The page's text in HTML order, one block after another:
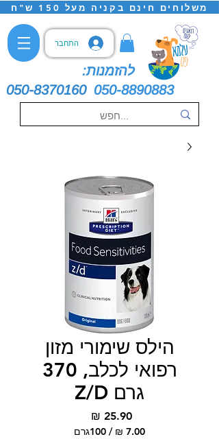
משלוחים חינם בקניה מעל 150 ש"ח
התחבר
להזמנות:
050-8370160 050-8890883
הילס שימורי מזון
רפואי לכלב, 370
גרם Z/D
‏25.90 ‏₪
/ 100גרם